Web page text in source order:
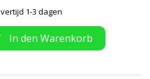
1-3 dagen
In den Warenkorb